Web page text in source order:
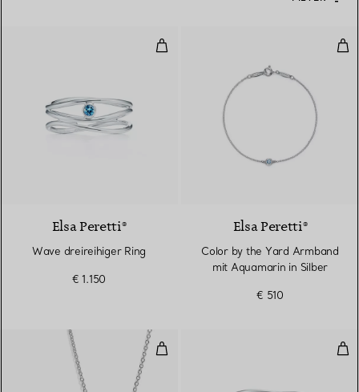
Wave dreireihiger Ring
Elsa Peretti®
Wave dreireihiger Ring
€ 1.150
Elsa Peretti®
Color by the Yard Armband
mit Aquamarin in Silber
€ 510
Color By The Yard-Anhänger